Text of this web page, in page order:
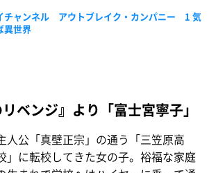
チャンネル アウトブレイク・カンパニー 1 気
異世界
リベンジ』より「富士宮寧子」
人公「真壁正宗」の通う「三笠原高
」に転校してきた女の子。裕福な家庭